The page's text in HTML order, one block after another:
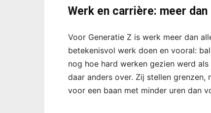
Werk en carrière: meer dan
Voor Generatie Z is werk meer dan
betekenisvol werk doen en vooral:
nog hoe hard werken gezien werd
daar anders over. Zij stellen grenzen,
voor een baan met minder uren dan